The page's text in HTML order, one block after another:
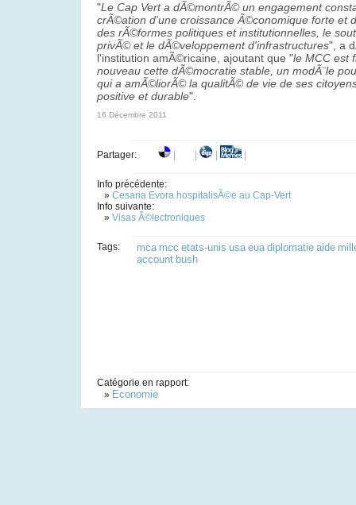
"Le Cap Vert a dÃ©montrÃ© un engagement
crÃ©ation d'une croissance Ã©conomique forte et
des rÃ©formes politiques et institutionnelles, le
privÃ© et le dÃ©veloppement d'infrastructures", a
l'institution amÃ©ricaine, ajoutant que "le MCC est
nouveau cette dÃ©mocratie stable, un modÃ¨le
qui a amÃ©liorÃ© la qualitÃ© de vie de ses
positive et durable".
16 Décembre 2011
Partager:
Info précédente:
» Cesaria Evora hospitalisÃ©e au Cap-Vert
Info suivante:
» Visas Ã©lectroniques
Tags: mca mcc etats-unis usa eua diplomatie aide
account bush
Catégorie en rapport:
» Economie